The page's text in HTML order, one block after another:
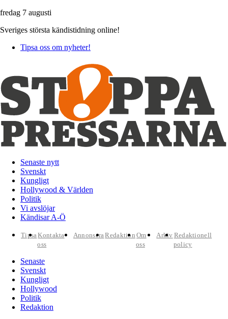
fredag 7 augusti
Sveriges största kändistidning online!
Tipsa oss om nyheter!
Senaste nytt
Svenskt
Kungligt
Hollywood & Världen
Politik
Vi avslöjar
Kändisar A-Ö
TipsaKontakta
oss
AnnonseraRedaktion Om
oss
Arkiv Redaktionell
policy
Senaste
Svenskt
Kungligt
Hollywood
Politik
Redaktion